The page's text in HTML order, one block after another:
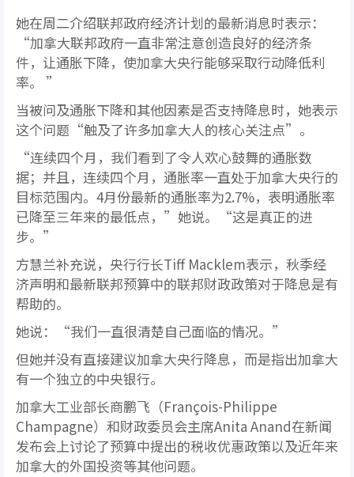
她在周二介绍联邦政府经济计划的最新消息时表示：
“加拿大联邦政府一直非常注意创造良好的经济条
件，让通胀下降，使加拿大央行能够采取行动降低利
率。 ”
当被问及通胀下降和其他因素是否支持降息时，她表示
这个问题“触及了许多加拿大人的核心关注点”。
“连续四个月，我们看到了令人欢心鼓舞的通胀数
据；并且，连续四个月，通胀率一直处于加拿大央行的
目标范围内。4月份最新的通胀率为2.7%，表明通胀率
已降至三年来的最低点，”她说。“这是真正的进
步。”
方慧兰补充说，央行行长Tiff Macklem表示，秋季经
济声明和最新联邦预算中的联邦财政政策对于降息是有
帮助的。
她说：“我们一直很清楚自己面临的情况。”
但她并没有直接建议加拿大央行降息，而是指出加拿大
有一个独立的中央银行。
加拿大工业部长商鹏飞（François-Philippe
Champagne）和财政委员会主席Anita Anand在新闻
发布会上讨论了预算中提出的税收优惠政策以及近年来
加拿大的外国投资等其他问题。